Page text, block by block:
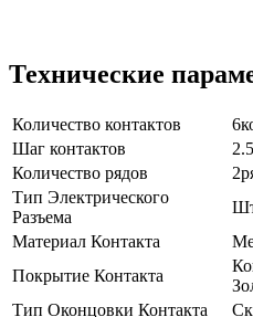
Технические
Количество контактов
Шаг контактов
Количество рядов
Тип Электрического
Разъема
Материал Контакта
Покрытие Контакта
Тип Оконцовки Контакта